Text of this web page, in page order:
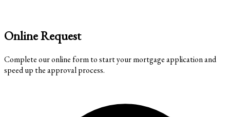
Online Request
Complete our online form to start your mortgage application and
speed up the approval process.